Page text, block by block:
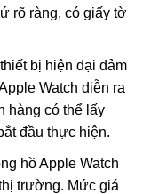
rõ ràng, có giấy tờ
bị hiện đại đảm
Watch diễn ra
hàng có thể lấy
đầu thực hiện.
hồ Apple Watch
trường. Mức giá